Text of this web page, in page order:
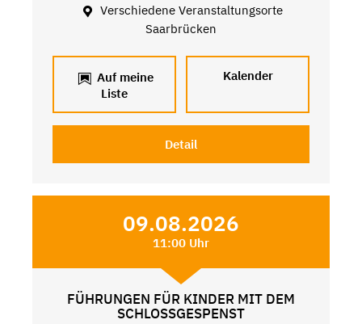
Verschiedene Veranstaltungsorte
Saarbrücken
Auf meine
Liste
Kalender
Detail
09.08.2026
11:00 Uhr
FÜHRUNGEN FÜR KINDER MIT DEM
SCHLOSSGESPENST